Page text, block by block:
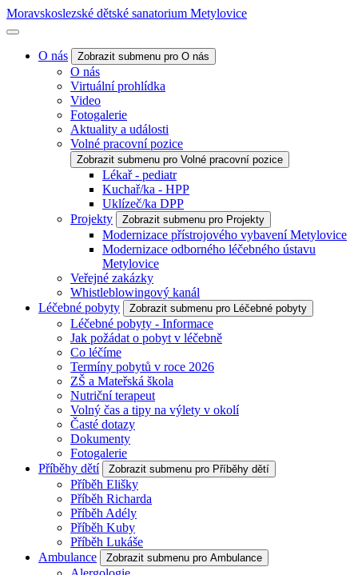
Moravskoslezské dětské sanatorium Metylovice
O nás Zobrazit submenu pro O nás
O nás
Virtuální prohlídka
Video
Fotogalerie
Aktuality a události
Volné pracovní pozice
Zobrazit submenu pro Volné pracovní pozice
Lékař - pediatr
Kuchař/ka - HPP
Uklízeč/ka DPP
Projekty
Zobrazit submenu pro Projekty
Modernizace přístrojového vybavení Metylovice
Modernizace odborného léčebného ústavu
Metylovice
Veřejné zakázky
Whistleblowingový kanál
Léčebné pobyty
Zobrazit submenu pro Léčebné pobyty
Léčebné pobyty - Informace
Jak požádat o pobyt v léčebně
Co léčíme
Termíny pobytů v roce 2026
ZŠ a Mateřská škola
Nutriční terapeut
Volný čas a tipy na výlety v okolí
Časté dotazy
Dokumenty
Fotogalerie
Příběhy dětí
Zobrazit submenu pro Příběhy dětí
Příběh Elišky
Příběh Richarda
Příběh Adély
Příběh Kuby
Příběh Lukáše
Ambulance
Zobrazit submenu pro Ambulance